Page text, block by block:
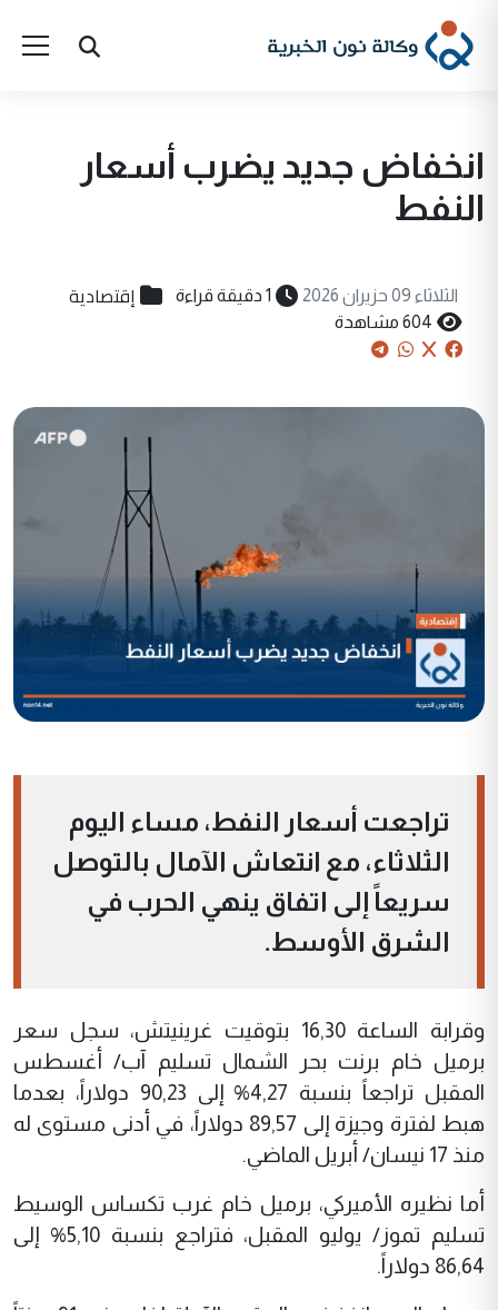
انخفاض جديد يضرب أسعار
النفط
الثلاثاء 09 حزيران 2026 1 دقيقة قراءة إقتصادية
604 مشاهدة
تراجعت أسعار النفط، مساء اليوم
الثلاثاء، مع انتعاش الآمال بالتوصل
سريعاً إلى اتفاق ينهي الحرب في
الشرق الأوسط.
وقرابة الساعة 16,30 بتوقيت غرينيتش، سجل سعر
برميل خام برنت بحر الشمال تسليم آب/ أغسطس
المقبل تراجعاً بنسبة 4,27% إلى 90,23 دولاراً، بعدما
هبط لفترة وجيزة إلى 89,57 دولاراً، في أدنى مستوى له
منذ 17 نيسان/ أبريل الماضي.
أما نظيره الأميركي، برميل خام غرب تكساس الوسيط
تسليم تموز/ يوليو المقبل، فتراجع بنسبة 5,10% إلى
86,64 دولاراً.